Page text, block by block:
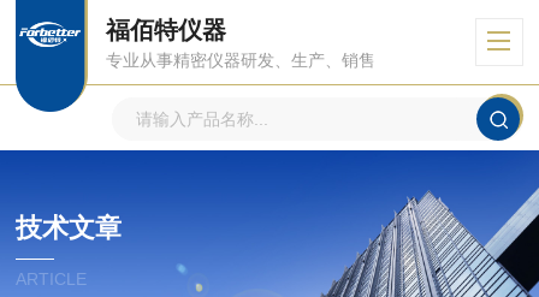
福佰特仪器
专业从事精密仪器研发、生产、销售
技术文章
ARTICLE